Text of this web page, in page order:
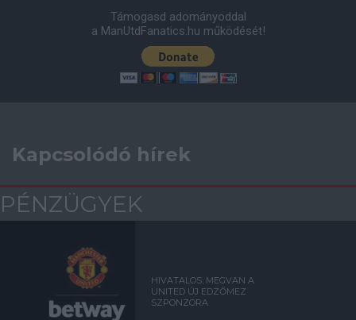
Támogasd adományoddal
a ManUtdFanatics.hu működését!
Kapcsolódó hírek
PÉNZÜGYEK
HIVATALOS: MEGVAN A
UNITED ÚJ EDZŐMEZ
SZPONZORA